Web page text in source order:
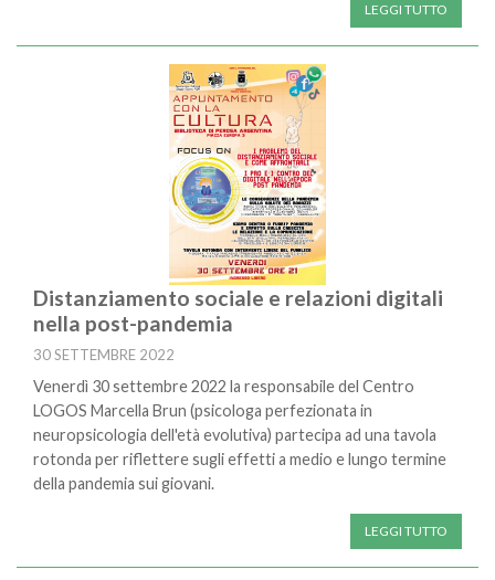
LEGGI TUTTO
Distanziamento sociale e relazioni digitali
nella post-pandemia
30 SETTEMBRE 2022
Venerdì 30 settembre 2022 la responsabile del Centro
LOGOS Marcella Brun (psicologa perfezionata in
neuropsicologia dell'età evolutiva) partecipa ad una tavola
rotonda per riflettere sugli effetti a medio e lungo termine
della pandemia sui giovani.
LEGGI TUTTO